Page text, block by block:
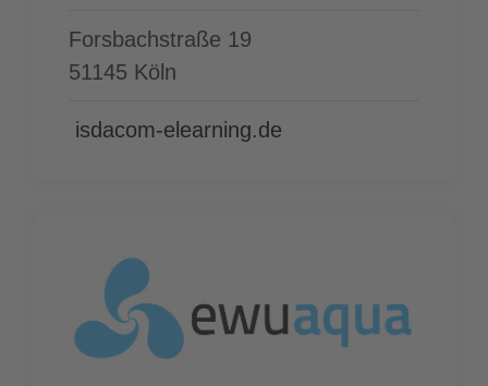
Forsbachstraße 19
51145 Köln
isdacom-elearning.de